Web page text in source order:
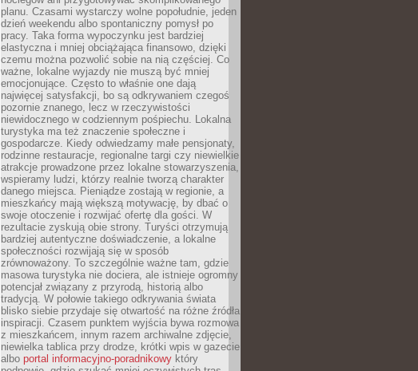
planu. Czasami wystarczy wolne popołudnie, jeden
dzień weekendu albo spontaniczny pomysł po
pracy. Taka forma wypoczynku jest bardziej
elastyczna i mniej obciążająca finansowo, dzięki
czemu można pozwolić sobie na nią częściej. Co
ważne, lokalne wyjazdy nie muszą być mniej
emocjonujące. Często to właśnie one dają
najwięcej satysfakcji, bo są odkrywaniem czegoś
pozornie znanego, lecz w rzeczywistości
niewidocznego w codziennym pośpiechu. Lokalna
turystyka ma też znaczenie społeczne i
gospodarcze. Kiedy odwiedzamy małe pensjonaty,
rodzinne restauracje, regionalne targi czy niewielkie
atrakcje prowadzone przez lokalne stowarzyszenia,
wspieramy ludzi, którzy realnie tworzą charakter
danego miejsca. Pieniądze zostają w regionie, a
mieszkańcy mają większą motywację, by dbać o
swoje otoczenie i rozwijać ofertę dla gości. W
rezultacie zyskują obie strony. Turyści otrzymują
bardziej autentyczne doświadczenie, a lokalne
społeczności rozwijają się w sposób
zrównoważony. To szczególnie ważne tam, gdzie
masowa turystyka nie dociera, ale istnieje ogromny
potencjał związany z przyrodą, historią albo
tradycją. W połowie takiego odkrywania świata
blisko siebie przydaje się otwartość na różne źródła
inspiracji. Czasem punktem wyjścia bywa rozmowa
z mieszkańcem, innym razem archiwalne zdjęcie,
niewielka tablica przy drodze, krótki wpis w gazecie
albo portal informacyjno-poradnikowy który